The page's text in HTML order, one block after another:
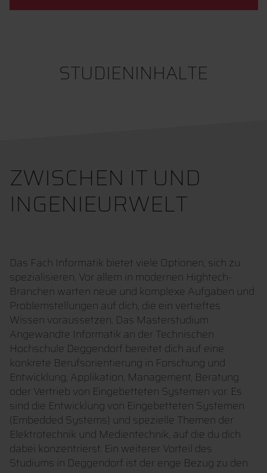
STUDIENINHALTE
ZWISCHEN IT UND
INGENIEURWELT
Das Fach Informatik bietet viele Optionen, sich zu
spezialisieren. Vor allem in modernen Hightech-
Branchen warten neue und komplexe Aufgaben und
Problemstellungen auf dich, die ein vertieftes
Wissen voraussetzen. Das Masterstudium
Angewandte Informatik an der Technischen
Hochschule Deggendorf bereitet dich auf eine
konkrete Berufsorientierung in Forschung und
Entwicklung, Applikation, Management, Beratung
oder Vertrieb von Eingebetteten Systemen vor. Es
sind die Entwicklung von Eingebetteten Systemen
(Embedded Systems) und spezielle Themen der
Elektrotechnik und Medientechnik, auf die du dich
dabei konzentrierst. Ein weiterer Vorteil des
Studiums in Deggendorf ist der enge Bezug zu den